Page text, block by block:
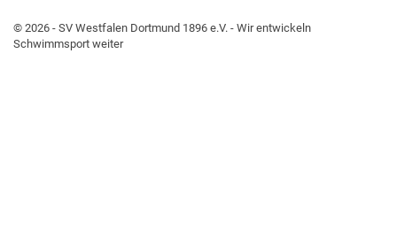
© 2026 - SV Westfalen Dortmund 1896 e.V. - Wir entwickeln
Schwimmsport weiter